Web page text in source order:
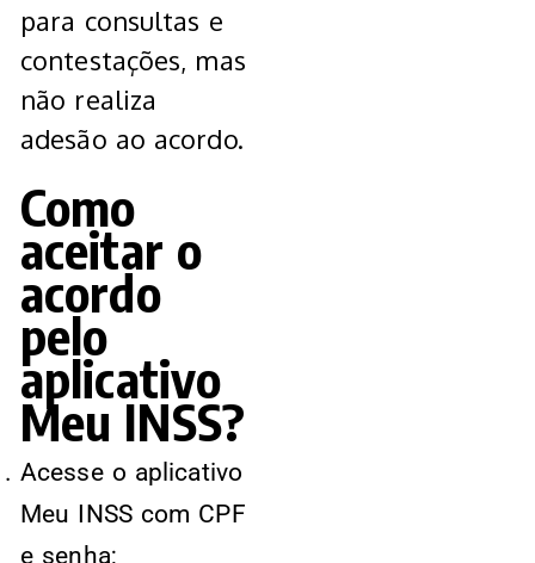
para consultas e
contestações, mas
não realiza
adesão ao acordo.
Como
aceitar o
acordo
pelo
aplicativo
Meu INSS?
Acesse o aplicativo
Meu INSS com CPF
e senha;